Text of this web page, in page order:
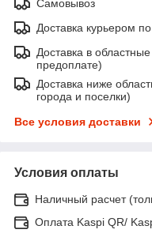
Самовывоз
Доставка курьером
Доставка в
предоплате)
Доставка ниже
города и поселки)
Все условия доставки
Условия оплаты
Наличный расчет
Оплата Kaspi QR/